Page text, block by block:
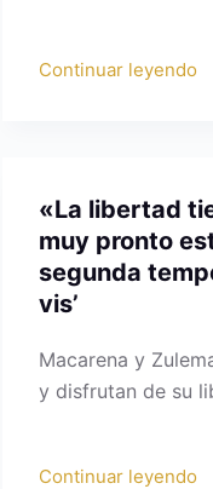
Continuar leyendo
«La libertad
muy pronto
segunda
vis’
Macarena y
y disfrutan de su
Continuar leyendo